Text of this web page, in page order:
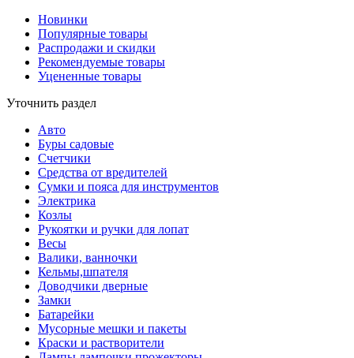
Новинки
Популярные товары
Распродажи и скидки
Рекомендуемые товары
Уцененные товары
Уточнить раздел
Авто
Буры садовые
Счетчики
Средства от вредителей
Сумки и пояса для инструментов
Электрика
Козлы
Рукоятки и ручки для лопат
Весы
Валики, ванночки
Кельмы,шпателя
Доводчики дверные
Замки
Батарейки
Мусорные мешки и пакеты
Краски и растворители